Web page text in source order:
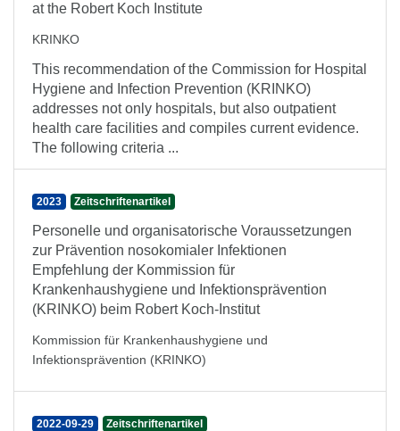
at the Robert Koch Institute
KRINKO
This recommendation of the Commission for Hospital
Hygiene and Infection Prevention (KRINKO)
addresses not only hospitals, but also outpatient
health care facilities and compiles current evidence.
The following criteria ...
2023 Zeitschriftenartikel
Personelle und organisatorische Voraussetzungen
zur Prävention nosokomialer Infektionen
Empfehlung der Kommission für
Krankenhaushygiene und Infektionsprävention
(KRINKO) beim Robert Koch-Institut
Kommission für Krankenhaushygiene und
Infektionsprävention (KRINKO)
2022-09-29 Zeitschriftenartikel